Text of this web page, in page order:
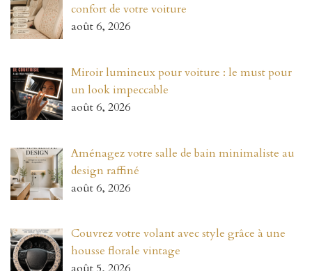
confort de votre voiture
août 6, 2026
Miroir lumineux pour voiture : le must pour
un look impeccable
août 6, 2026
Aménagez votre salle de bain minimaliste au
design raffiné
août 6, 2026
Couvrez votre volant avec style grâce à une
housse florale vintage